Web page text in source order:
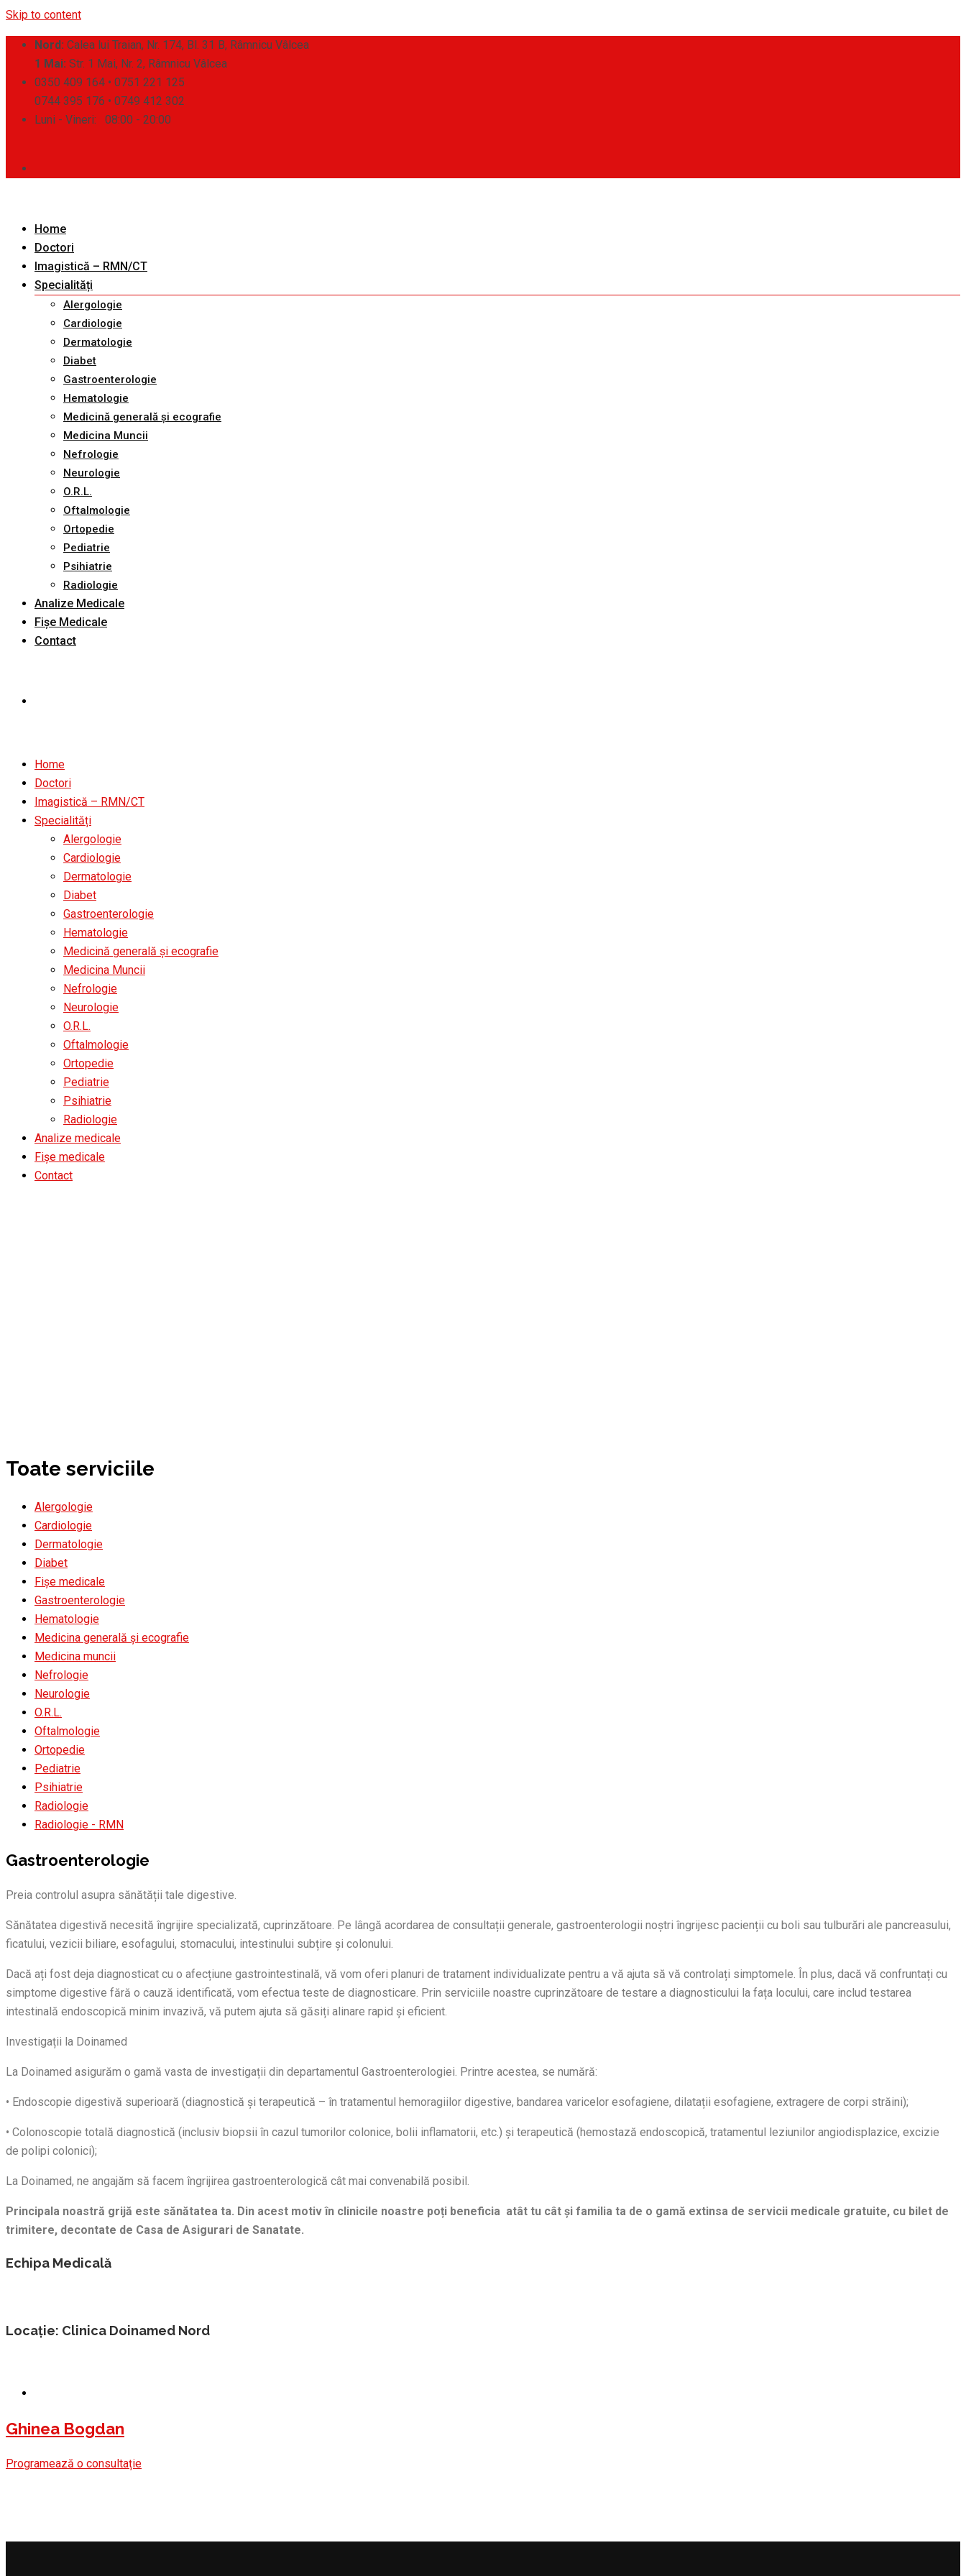
Skip to content
Nord: Calea lui Traian, Nr. 174, Bl. 31 B, Râmnicu Vâlcea
1 Mai: Str. 1 Mai, Nr. 2, Râmnicu Vâlcea
0350 409 164 • 0751 221 125
0744 395 176 • 0749 412 302
Luni - Vineri:
08:00 - 20:00
Home
Doctori
Imagistică – RMN/CT
Specialități
Alergologie
Cardiologie
Dermatologie
Diabet
Gastroenterologie
Hematologie
Medicină generală și ecografie
Medicina Muncii
Nefrologie
Neurologie
O.R.L.
Oftalmologie
Ortopedie
Pediatrie
Psihiatrie
Radiologie
Analize Medicale
Fișe Medicale
Contact
Home
Doctori
Imagistică – RMN/CT
Specialități
Alergologie
Cardiologie
Dermatologie
Diabet
Gastroenterologie
Hematologie
Medicină generală și ecografie
Medicina Muncii
Nefrologie
Neurologie
O.R.L.
Oftalmologie
Ortopedie
Pediatrie
Psihiatrie
Radiologie
Analize medicale
Fișe medicale
Contact
Toate serviciile
Alergologie
Cardiologie
Dermatologie
Diabet
Fișe medicale
Gastroenterologie
Hematologie
Medicina generală și ecografie
Medicina muncii
Nefrologie
Neurologie
O.R.L.
Oftalmologie
Ortopedie
Pediatrie
Psihiatrie
Radiologie
Radiologie - RMN
Gastroenterologie
Preia controlul asupra sănătății tale digestive.
Sănătatea digestivă necesită îngrijire specializată, cuprinzătoare. Pe lângă acordarea de consultații generale, gastroenterologii noștri îngrijesc pacienții cu boli sau tulburări ale pancreasului,
ficatului, vezicii biliare, esofagului, stomacului, intestinului subțire și colonului.
Dacă ați fost deja diagnosticat cu o afecțiune gastrointestinală, vă vom oferi planuri de tratament individualizate pentru a vă ajuta să vă controlați simptomele. În plus, dacă vă confruntați cu
simptome digestive fără o cauză identificată, vom efectua teste de diagnosticare. Prin serviciile noastre cuprinzătoare de testare a diagnosticului la fața locului, care includ testarea
intestinală endoscopică minim invazivă, vă putem ajuta să găsiți alinare rapid și eficient.
Investigații la Doinamed
La Doinamed asigurăm o gamă vasta de investigații din departamentul Gastroenterologiei. Printre acestea, se numără:
• Endoscopie digestivă superioară (diagnostică și terapeutică – în tratamentul hemoragiilor digestive, bandarea varicelor esofagiene, dilatații esofagiene, extragere de corpi străini);
• Colonoscopie totală diagnostică (inclusiv biopsii în cazul tumorilor colonice, bolii inflamatorii, etc.) și terapeutică (hemostază endoscopică, tratamentul leziunilor angiodisplazice, excizie
de polipi colonici);
La Doinamed, ne angajăm să facem îngrijirea gastroenterologică cât mai convenabilă posibil.
Principala noastră grijă este sănătatea ta. Din acest motiv în clinicile noastre poți beneficia atât tu cât și familia ta de o gamă extinsa de servicii medicale gratuite, cu bilet de
trimitere, decontate de Casa de Asigurari de Sanatate.
Echipa Medicală
Locație: Clinica Doinamed Nord
Ghinea Bogdan
Programează o consultație